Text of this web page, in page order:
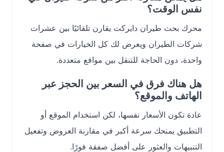
نفس الوقت؟
محرك بحث طيران دايركت يقارن تلقائيًا بين عشرات
شركات الطيران ويعرض لك كل الخيارات في صفحة
واحدة، دون الحاجة للتنقل بين مواقع متعددة.
هل هناك فرق في السعر بين الحجز عبر
الهاتف والموقع؟
عادة تكون الأسعار نفسها، لكن استخدام الموقع أو
التطبيق يمنحك سرعة أكبر في مقارنة العروض وتفعيل
التنبيهات والعثور على أفضل صفقة فورًا.